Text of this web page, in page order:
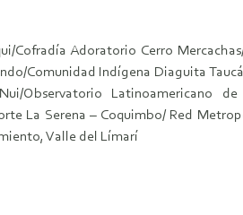
Cofradía Adoratorio Cerro
Comunidad Indígena Diaguita
Observatorio Latinoamericano de
La Serena – Coquimbo/ Red
Valle del Límarí